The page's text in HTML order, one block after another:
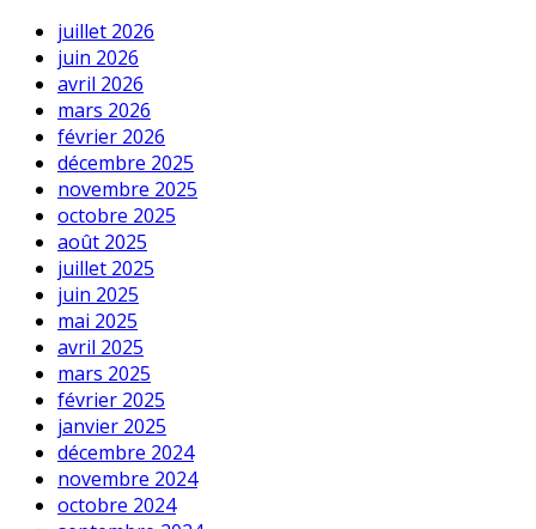
juillet 2026
juin 2026
avril 2026
mars 2026
février 2026
décembre 2025
novembre 2025
octobre 2025
août 2025
juillet 2025
juin 2025
mai 2025
avril 2025
mars 2025
février 2025
janvier 2025
décembre 2024
novembre 2024
octobre 2024